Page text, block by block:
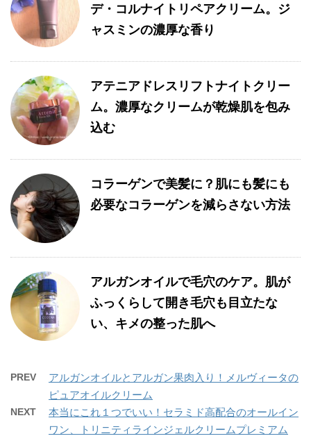
デ・コルナイトリペアクリーム。ジ
ャスミンの濃厚な香り
アテニアドレスリフトナイトクリー
ム。濃厚なクリームが乾燥肌を包み
込む
コラーゲンで美髪に？肌にも髪にも
必要なコラーゲンを減らさない方法
アルガンオイルで毛穴のケア。肌が
ふっくらして開き毛穴も目立たな
い、キメの整った肌へ
PREV
アルガンオイルとアルガン果肉入り！メルヴィータの
ピュアオイルクリーム
NEXT
本当にこれ１つでいい！セラミド高配合のオールイン
ワン、トリニティラインジェルクリームプレミアム